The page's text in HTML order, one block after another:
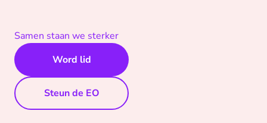
Samen staan we sterker
Word lid
Steun de EO